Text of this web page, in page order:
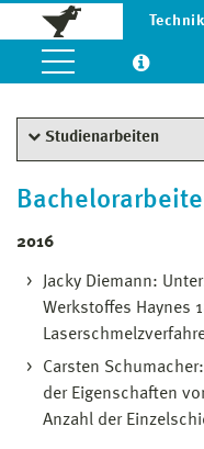
Technik
Studienarbeiten
2016
Jacky Diemann:
Werkstoffes Haynes
Carsten
der Eigenschaften
Anzahl der